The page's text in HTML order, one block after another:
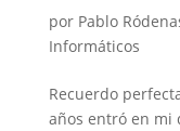
por Pablo
Informáticos
Recuerdo
años entró en mi